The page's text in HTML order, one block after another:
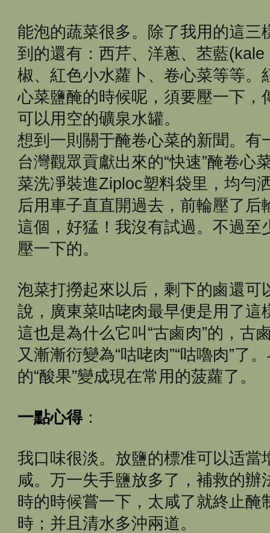
能泡的蔬菜很多。除了我用的這三
到的還有：西芹、洋蔥、苤藍
椒、紅色小水蘿卜、卷心菜等等。
心菜鹽醃的時候呢，須要壓一下，
可以用空的礦泉水罐。
想到一則關于醃卷心菜的新聞。有
台灣觀眾貢獻出來的“快速”醃卷心
菜洗凈裝進Ziploc塑料袋里，均勻
后用車子直直開過去，前輪壓了后
這個，好猛！我沒有試過。不過至
壓一下的。
泡菜打撈起來以后，剩下的鹵還可
說，廣東菜咕咾肉最早便是用了這
這也是為什么它叫“古鹵肉”的，古
又漸漸衍變為“咕咾肉”“咕嚕肉”了
的“酸果”變成現在常用的菠蘿了。
一點心得：
我口味很淡。放鹽的標准可以适當
咸。万一失手鹽放多了，補救的辦
時的時候嘗一下，太咸了就終止醃
時；并且清水多沖兩道。